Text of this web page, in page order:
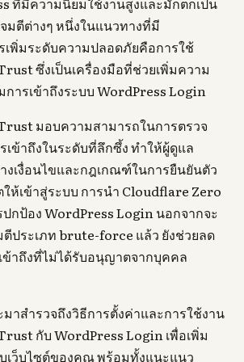
มตีต่างๆ หนึ่งในแนวทางที่มี
พิ่มระดับความปลอดภัยคือการใช้
ซึ่งเป็นเครื่องมือที่ช่วยเพิ่มความ
ารเข้าถึงระบบ WordPress Login
มอบความสามารถในการตรวจ
ข้าถึงในระดับที่ลึกซึ้ง ทำให้ผู้ดูแล
งเงื่อนไขและกฎเกณฑ์ในการยืนยันตัว
เข้าสู่ระบบ การนำ Cloudflare Zero
กป้อง WordPress Login นอกจากจะ
ประเภท brute-force แล้ว ยังช่วยลด
ข้าถึงที่ไม่ได้รับอนุญาตจากบุคคล
าสำรวจถึงวิธีการตั้งค่าและการใช้งาน
กับ WordPress Login เพื่อเพิ่ม
เว็บไซต์ของคุณ พร้อมทั้งแนะแนว